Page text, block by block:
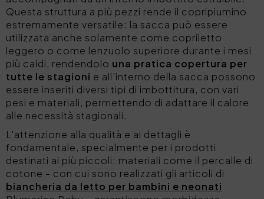
Questa struttura a più pezzi rende il copripiumino
estremamente versatile: la sacca può essere
utilizzata anche solamente come copriletto
leggero o come lenzuolo superiore durante i mesi
più caldi, rendendolo una pratica copertura per
tutte le stagioni e all'interno della sacca possono
essere inseriti diversi tipi di imbottitura, con vari
pesi e materiali, permettendo di adattare il calore
alle necessità stagionali.
L'attenzione alla qualità e ai dettagli è
fondamentale, specialmente per i prodotti
destinati ai più piccoli: materiali come il percalle di
cotone - con cui sono realizzati gli articoli di
biancheria da letto per bambini e neonati